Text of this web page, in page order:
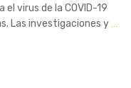
virus de la COVID-19
Las investigaciones y…